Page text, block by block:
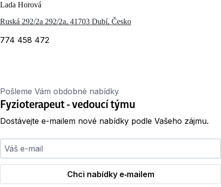
Lada Horová
Ruská 292/2a 292/2a, 41703 Dubí, Česko
774 458 472
Pošleme Vám obdobné nabídky
Fyzioterapeut - vedoucí týmu
Dostávejte e-mailem nové nabídky podle Vašeho zájmu.
Váš e-mail
Chci nabídky e‑mailem